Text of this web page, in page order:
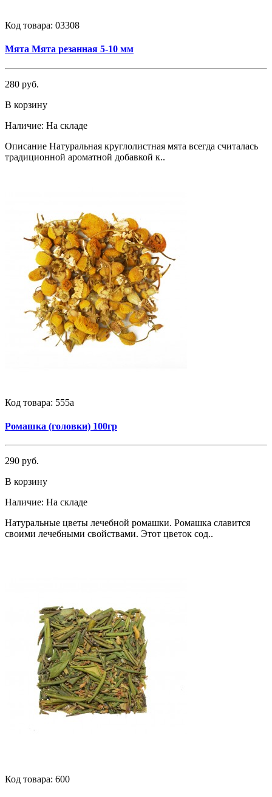
Код товара: 03308
Мята Мята резанная 5-10 мм
280 руб.
В корзину
Наличие: На складе
Описание Натуральная круглолистная мята всегда считалась
традиционной ароматной добавкой к..
Код товара: 555а
Ромашка (головки) 100гр
290 руб.
В корзину
Наличие: На складе
Натуральные цветы лечебной ромашки. Ромашка славится
своими лечебными свойствами. Этот цветок сод..
Код товара: 600